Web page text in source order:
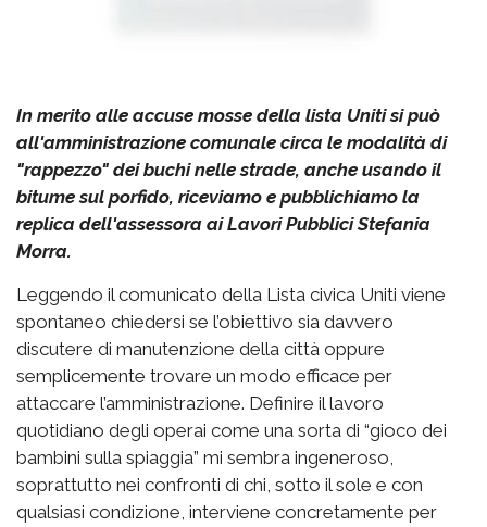
In merito alle accuse mosse della lista Uniti si può
all'amministrazione comunale circa le modalità di
"rappezzo" dei buchi nelle strade, anche usando il
bitume sul porfido, riceviamo e pubblichiamo la
replica dell'assessora ai Lavori Pubblici Stefania
Morra.
Leggendo il comunicato della Lista civica Uniti viene
spontaneo chiedersi se l’obiettivo sia davvero
discutere di manutenzione della città oppure
semplicemente trovare un modo efficace per
attaccare l’amministrazione. Definire il lavoro
quotidiano degli operai come una sorta di “gioco dei
bambini sulla spiaggia” mi sembra ingeneroso,
soprattutto nei confronti di chi, sotto il sole e con
qualsiasi condizione, interviene concretamente per